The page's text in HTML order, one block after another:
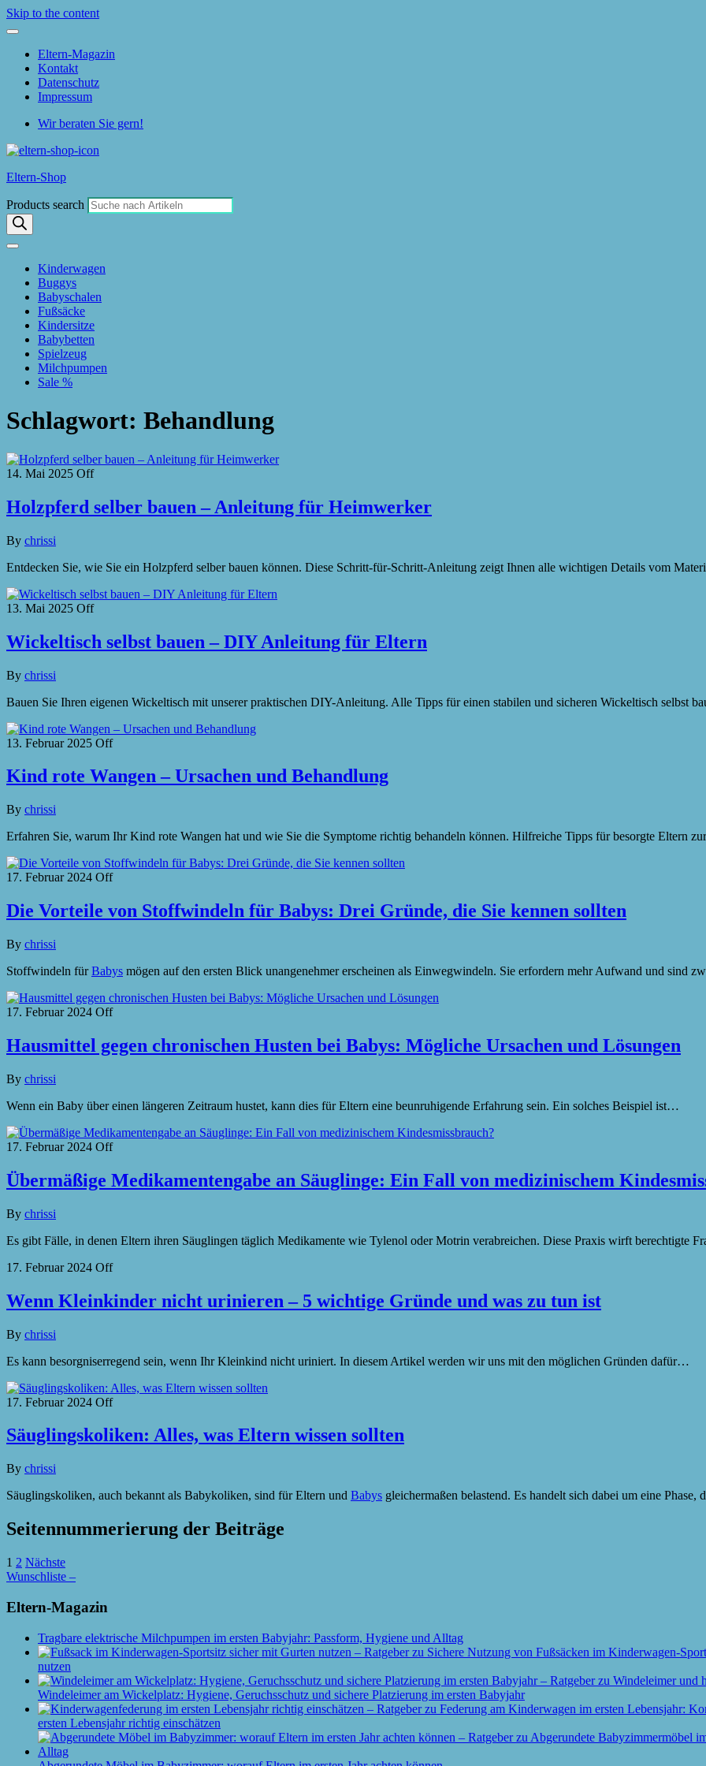
Skip to the content
Eltern-Magazin
Kontakt
Datenschutz
Impressum
Wir beraten Sie gern!
Eltern-Shop
Products search
Kinderwagen
Buggys
Babyschalen
Fußsäcke
Kindersitze
Babybetten
Spielzeug
Milchpumpen
Sale %
Schlagwort: Behandlung
14. Mai 2025 Off
Holzpferd selber bauen – Anleitung für Heimwerker
By chrissi
Entdecken Sie, wie Sie ein Holzpferd selber bauen können. Diese Schritt-für-Schritt-Anleitung zeigt Ihnen alle wichtigen Details vom
13. Mai 2025 Off
Wickeltisch selbst bauen – DIY Anleitung für Eltern
By chrissi
Bauen Sie Ihren eigenen Wickeltisch mit unserer praktischen DIY-Anleitung. Alle Tipps für einen stabilen und sicheren Wickeltisch selbst
13. Februar 2025 Off
Kind rote Wangen – Ursachen und Behandlung
By chrissi
Erfahren Sie, warum Ihr Kind rote Wangen hat und wie Sie die Symptome richtig behandeln können. Hilfreiche Tipps für besorgte Eltern
17. Februar 2024 Off
Die Vorteile von Stoffwindeln für Babys: Drei Gründe, die Sie kennen sollten
By chrissi
Stoffwindeln fürBabys mögen auf den ersten Blick unangenehmer erscheinen als Einwegwindeln. Sie erfordern mehr Aufwand und sind
17. Februar 2024 Off
Hausmittel gegen chronischen Husten bei Babys: Mögliche Ursachen und Lösungen
By chrissi
Wenn ein Baby über einen längeren Zeitraum hustet, kann dies für Eltern eine beunruhigende Erfahrung sein. Ein solches Beispiel ist…
17. Februar 2024 Off
Übermäßige Medikamentengabe an Säuglinge: Ein Fall von medizinischem
By chrissi
Es gibt Fälle, in denen Eltern ihren Säuglingen täglich Medikamente wie Tylenol oder Motrin verabreichen. Diese Praxis wirft berechtigte
17. Februar 2024 Off
Wenn Kleinkinder nicht urinieren – 5 wichtige Gründe und was zu tun ist
By chrissi
Es kann besorgniserregend sein, wenn Ihr Kleinkind nicht uriniert. In diesem Artikel werden wir uns mit den möglichen Gründen dafür…
17. Februar 2024 Off
Säuglingskoliken: Alles, was Eltern wissen sollten
By chrissi
Säuglingskoliken, auch bekannt als Babykoliken, sind für Eltern und Babys gleichermaßen belastend. Es handelt sich dabei um eine Phase,
Seitennummerierung der Beiträge
1 2 Nächste
Wunschliste –
Eltern-Magazin
Tragbare elektrische Milchpumpen im ersten Babyjahr: Passform, Hygiene und Alltag
nutzen
Windeleimer am Wickelplatz: Hygiene, Geruchsschutz und sichere Platzierung im ersten Babyjahr
ersten Lebensjahr richtig einschätzen